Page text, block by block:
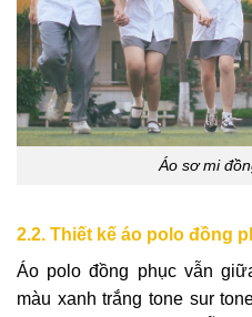
Áo sơ mi
2.2. Thiết kế áo polo đồng
Áo polo đồng phục vẫn
màu xanh trắng tone sur